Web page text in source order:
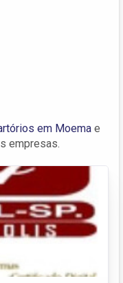
em Moema e
empresas.